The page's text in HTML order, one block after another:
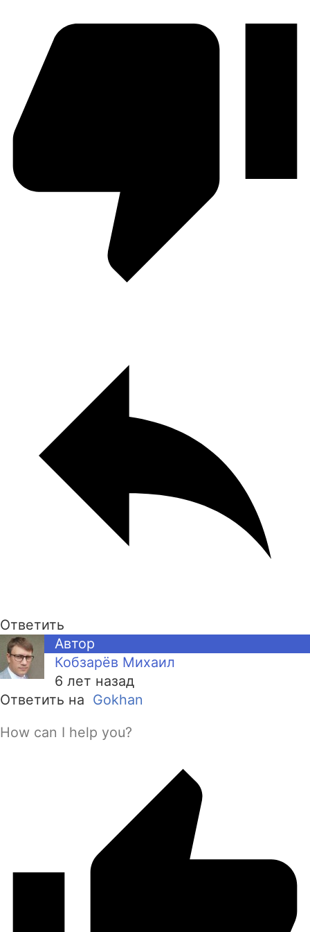
Ответить
Автор
Кобзарёв Михаил
6 лет назад
Ответить на Gokhan
How can I help you?